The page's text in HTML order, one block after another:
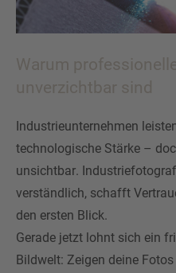
Warum
unverzichtbar sind
Industrieunternehmen
technologische Stärke –
unsichtbar.
verständlich, schafft
den ersten Blick.
Gerade jetzt lohnt sich ein
Bildwelt: Zeigen deine